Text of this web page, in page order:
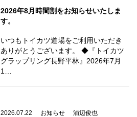
2026年8月時間割をお知らせいたしま
す。
いつもトイカツ道場をご利用いただき
ありがとうございます。 ◆『トイカツ
グラップリング長野平林』2026年7月
1…
2026.07.22 お知らせ 浦辺俊也